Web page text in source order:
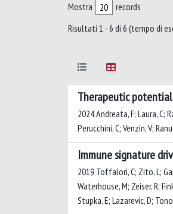
Mostra
records
Risultati 1 - 6 di 6 (tempo di
Therapeutic
2024 Andreata, F; Laura, C;
Perucchini, C; Venzin, V;
Immune signature
2019 Toffalori, C; Zito, L;
Waterhouse, M; Zeiser, R;
Stupka, E; Lazarevic, D;